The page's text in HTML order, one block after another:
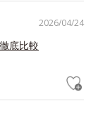
2026/04/24
底比較